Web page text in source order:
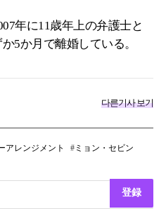
年に11歳年上の弁護士と
5か月で離婚している。
다른기사 보기
アレンジメント
ミョン・セビン
登録